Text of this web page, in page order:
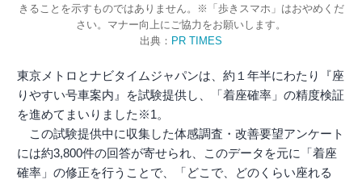
きることを示すものではありません。※「歩きスマホ」はおやめくだ
さい。マナー向上にご協力をお願いします。
出典： PR TIMES
東京メトロとナビタイムジャパンは、約１年半にわたり『座
りやすい号車案内』を試験提供し、「着座確率」の精度検証
を進めてまいりました※1。
この試験提供中に収集した体感調査・改善要望アンケート
には約3,800件の回答が寄せられ、このデータを元に「着座
確率」の修正を行うことで、「どこで、どのくらい座れる